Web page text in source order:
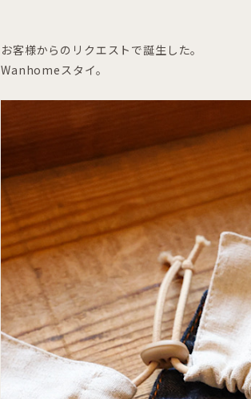
お客様からのリクエストで誕生した。
Wanhomeスタイ。